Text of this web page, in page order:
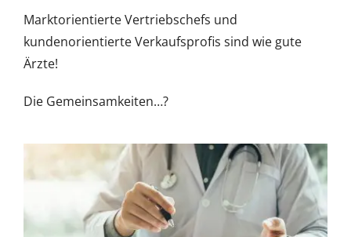
Marktorientierte Vertriebschefs und
kundenorientierte Verkaufsprofis sind wie gute
Ärzte!
Die Gemeinsamkeiten…?